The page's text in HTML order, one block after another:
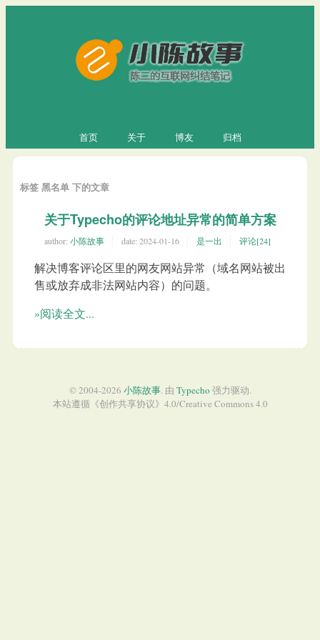
首页 关于 博友 归档
标签 黑名单 下的文章
关于Typecho的评论地址异常的简单方案
author: 小陈故事 date: 2024-01-16 是一出 评论[24]
解决博客评论区里的网友网站异常（域名网站被出
售或放弃成非法网站内容）的问题。
»阅读全文...
© 2004-2026 小陈故事. 由 Typecho 强力驱动.
本站遵循《创作共享协议》4.0/Creative Commons 4.0